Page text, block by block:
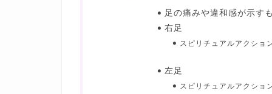
足の痛みや違和感が示す
右足
スピリチュアルアクショ
左足
スピリチュアルアクショ